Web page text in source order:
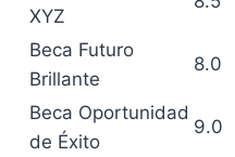
XYZ
Beca Futuro
Brillante
8.0
Beca Oportunidad
de Éxito
9.0